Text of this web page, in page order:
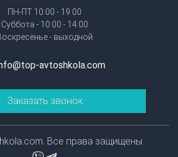
ПН-ПТ 10:00 - 19:00
Суббота - 10:00 - 14:00
- выходной
avtoshkola.com
Заказать звонок
Все права защищены.